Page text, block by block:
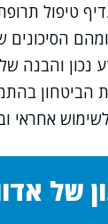
טיפול
הסיכונים
נכון והבנה
לשימוש אחראי
של